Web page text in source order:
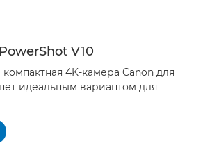
V10
компактная 4K-камера Canon для
идеальным вариантом для